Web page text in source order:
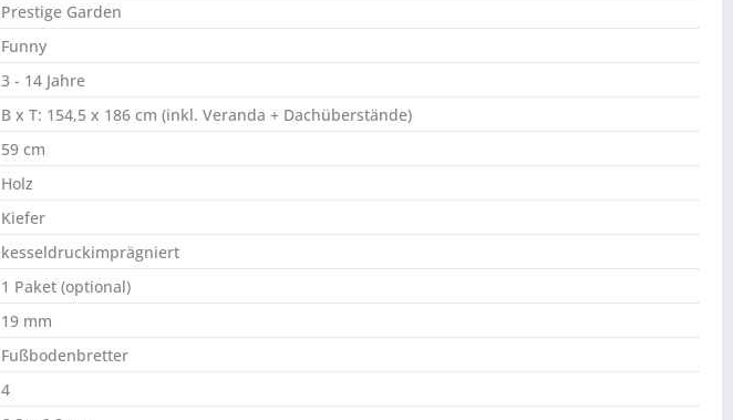
Prestige Garden
Funny
3 - 14 Jahre
B x T: 154,5 x 186 cm (inkl. Veranda + Dachüberstände)
59 cm
Holz
Kiefer
kesseldruckimprägniert
1 Paket (optional)
19 mm
Fußbodenbretter
4